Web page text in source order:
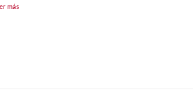
más